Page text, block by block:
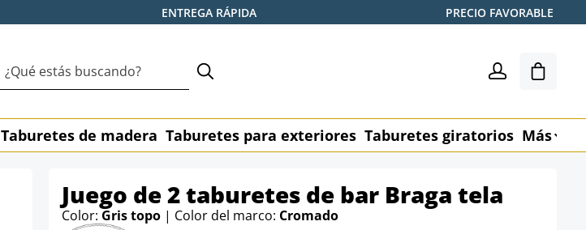
ENTREGA RÁPIDA PRECIO FAVORABLE
El
Taburetes de madera Taburetes para exteriores Taburetes giratorios Más
Juego de 2 taburetes de bar Braga tela
Color: Gris topo | Color del marco: Cromado